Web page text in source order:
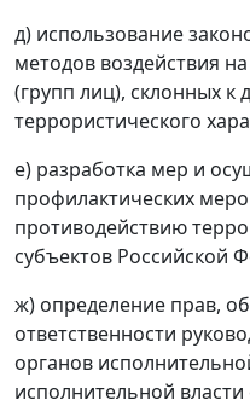
д) использование
методов воздействия
(групп лиц), склонных к
террористического
е) разработка мер и
профилактических
противодействию
субъектов Российской
ж) определение прав,
ответственности
органов
исполнительной